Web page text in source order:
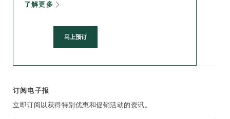
了解更多
马上预订
订阅电子报
立即订阅以获得特别优惠和促销活动的资讯。